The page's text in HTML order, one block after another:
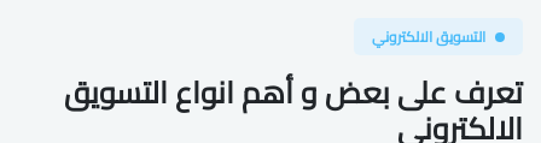
التسويق الالكتروني
تعرف على بعض و أهم انواع التسويق
الالكتروني